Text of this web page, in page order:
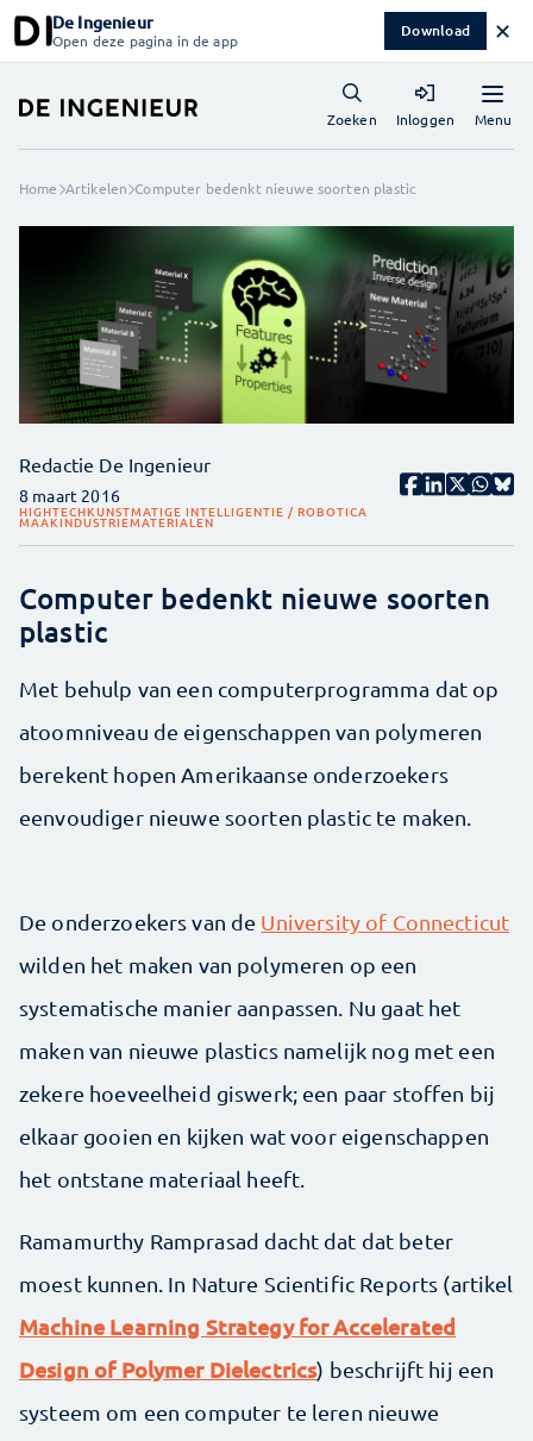
De Ingenieur
Open deze pagina in de app Download ✕
Menu
Zoeken Inloggen
Home Artikelen Computer bedenkt nieuwe soorten plastic
Redactie De Ingenieur
8 maart 2016
HIGHTECHKUNSTMATIGE INTELLIGENTIE / ROBOTICA
MAAKINDUSTRIEMATERIALEN
Computer bedenkt nieuwe soorten
plastic
Met behulp van een computerprogramma dat op
atoomniveau de eigenschappen van polymeren
berekent hopen Amerikaanse onderzoekers
eenvoudiger nieuwe soorten plastic te maken.
De onderzoekers van de University of Connecticut
wilden het maken van polymeren op een
systematische manier aanpassen. Nu gaat het
maken van nieuwe plastics namelijk nog met een
zekere hoeveelheid giswerk; een paar stoffen bij
elkaar gooien en kijken wat voor eigenschappen
het ontstane materiaal heeft.
Ramamurthy Ramprasad dacht dat dat beter
moest kunnen. In Nature Scientific Reports (artikel
Machine Learning Strategy for Accelerated
Design of Polymer Dielectrics) beschrijft hij een
systeem om een computer te leren nieuwe